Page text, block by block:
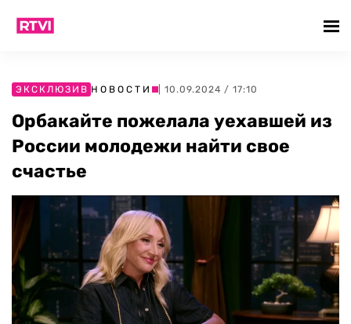
ЭКСКЛЮЗИВ НОВОСТИ | 10.09.2024 / 17:10
Орбакайте пожелала уехавшей из
России молодежи найти свое
счастье